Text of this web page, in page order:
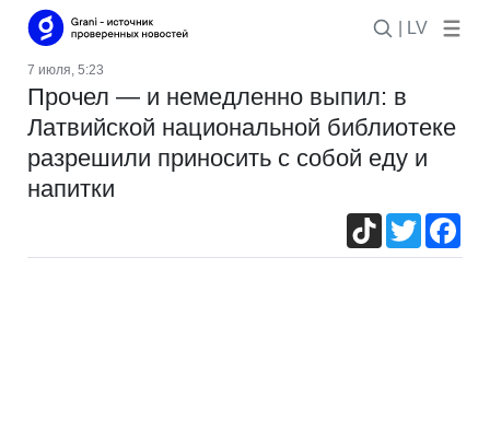
| LV
7 июля, 5:23
Прочел — и немедленно выпил: в
Латвийской национальной библиотеке
разрешили приносить с собой еду и
напитки
TikTokTwitter